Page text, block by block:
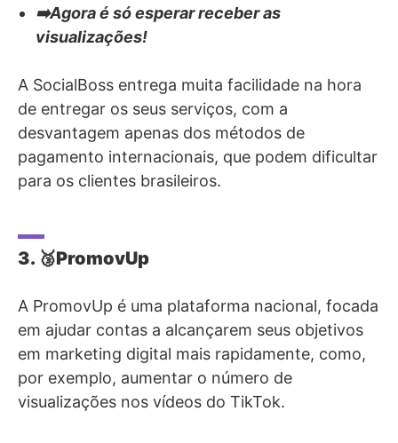
➡️Agora é só esperar receber as
visualizações!
A SocialBoss entrega muita facilidade na hora
de entregar os seus serviços, com a
desvantagem apenas dos métodos de
pagamento internacionais, que podem dificultar
para os clientes brasileiros.
3. 🥉PromovUp
A PromovUp é uma plataforma nacional, focada
em ajudar contas a alcançarem seus objetivos
em marketing digital mais rapidamente, como,
por exemplo, aumentar o número de
visualizações nos vídeos do TikTok.